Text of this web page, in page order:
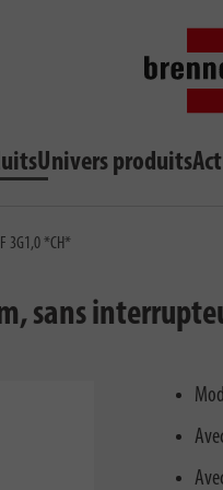
Univers produits
3G1,0 *CH*
sans